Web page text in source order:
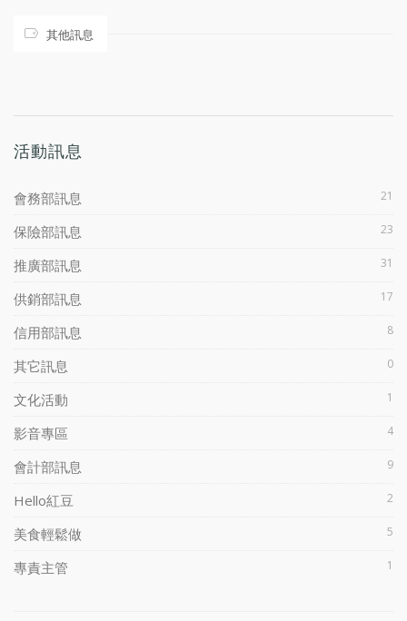
其他訊息
活動訊息
會務部訊息 21
保險部訊息 23
推廣部訊息 31
供銷部訊息 17
信用部訊息 8
其它訊息 0
文化活動 1
影音專區 4
會計部訊息 9
Hello紅豆 2
美食輕鬆做 5
專責主管 1